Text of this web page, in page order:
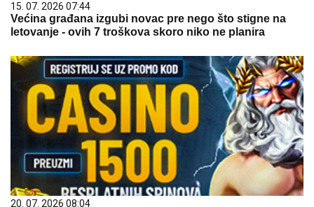
15. 07. 2026 07:44
Većina građana izgubi novac pre nego što stigne na
letovanje - ovih 7 troškova skoro niko ne planira
20. 07. 2026 08:04